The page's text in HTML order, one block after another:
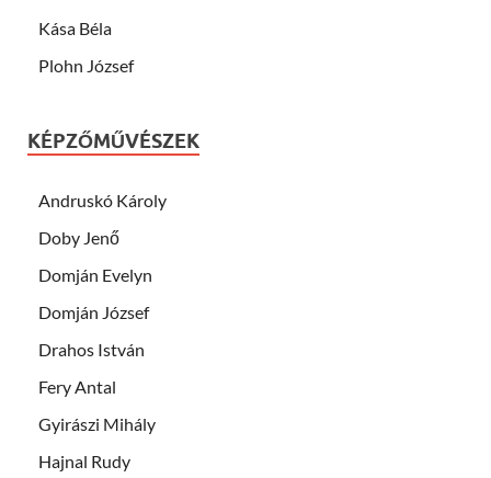
Kása Béla
Plohn József
KÉPZŐMŰVÉSZEK
Andruskó Károly
Doby Jenő
Domján Evelyn
Domján József
Drahos István
Fery Antal
Gyirászi Mihály
Hajnal Rudy